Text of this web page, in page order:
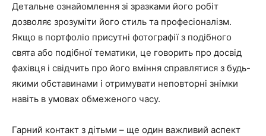
Детальне ознайомлення зі зразками його робіт
дозволяє зрозуміти його стиль та професіоналізм.
Якщо в портфоліо присутні фотографії з подібного
свята або подібної тематики, це говорить про досвід
фахівця і свідчить про його вміння справлятися з будь-
якими обставинами і отримувати неповторні знімки
навіть в умовах обмеженого часу.
Гарний контакт з дітьми – ще один важливий аспект